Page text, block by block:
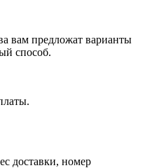
вам предложат варианты
способ.
доставки, номер